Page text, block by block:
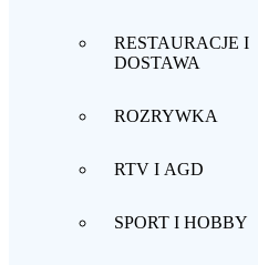
RESTAURACJE I
DOSTAWA
ROZRYWKA
RTV I AGD
SPORT I HOBBY